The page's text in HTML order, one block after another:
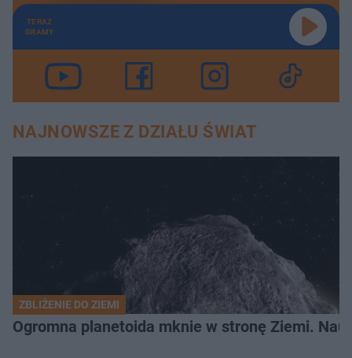
TERAZ
GRAMY
NAJNOWSZE Z DZIAŁU ŚWIAT
ZBLIŻENIE DO ZIEMI
Ogromna planetoida mknie w stronę Ziemi.